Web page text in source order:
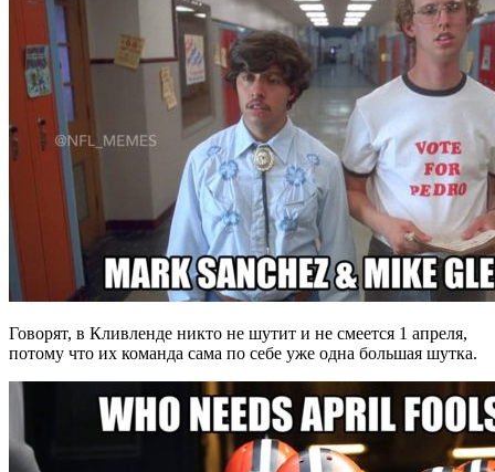
Говорят, в Кливленде никто не шутит и не смеется 1 апреля,
потому что их команда сама по себе уже одна большая шутка.